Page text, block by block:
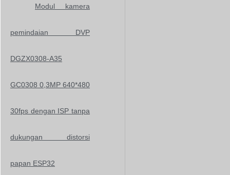
Modul kamera
pemindaian DVP
DGZX0308-A35
GC0308 0,3MP 640*480
30fps dengan ISP tanpa
dukungan distorsi
papan ESP32